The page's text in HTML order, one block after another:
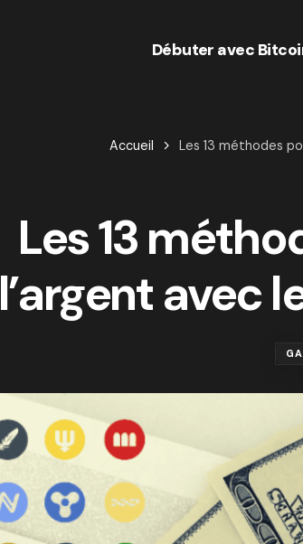
Débuter avec
Accueil Les 13 méthodes
Les 13
l’argent avec